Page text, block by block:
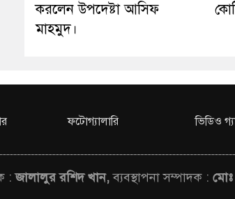
করলেন উপদেষ্টা আসিফ
মাহমুদ।
ফটোগ্যালারি ভিডিও
:জালালুর রশিদ খান,ব্যবস্থাপনা সম্পাদক :